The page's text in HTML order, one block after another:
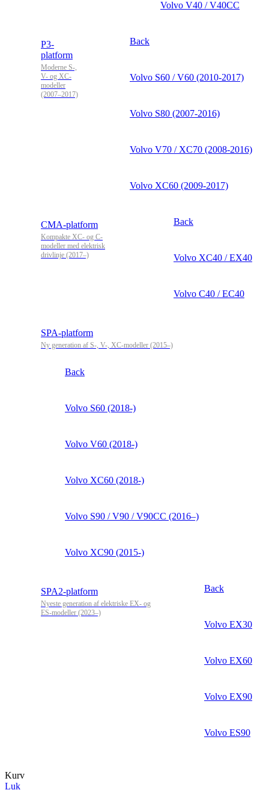
Volvo V40 / V40CC
P3-
platform
Moderne S-,
V- og XC-
modeller
(2007–2017)
Back
Volvo S60 / V60 (2010-2017)
Volvo S80 (2007-2016)
Volvo V70 / XC70 (2008-2016)
Volvo XC60 (2009-2017)
CMA-platform
Kompakte XC- og C-
modeller med elektrisk
drivlinje (2017–)
Back
Volvo XC40 / EX40
Volvo C40 / EC40
SPA-platform
Ny generation af S-, V-, XC-modeller (2015–)
Back
Volvo S60 (2018-)
Volvo V60 (2018-)
Volvo XC60 (2018-)
Volvo S90 / V90 / V90CC (2016–)
Volvo XC90 (2015-)
SPA2-platform
Nyeste generation af elektriske EX- og
ES-modeller (2023–)
Back
Volvo EX30
Volvo EX60
Volvo EX90
Volvo ES90
Kurv
Luk